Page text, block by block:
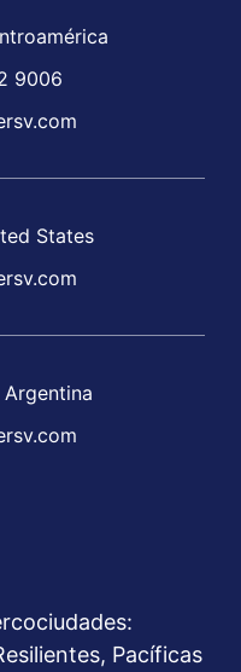
9006
States
Argentina
Pacíficas